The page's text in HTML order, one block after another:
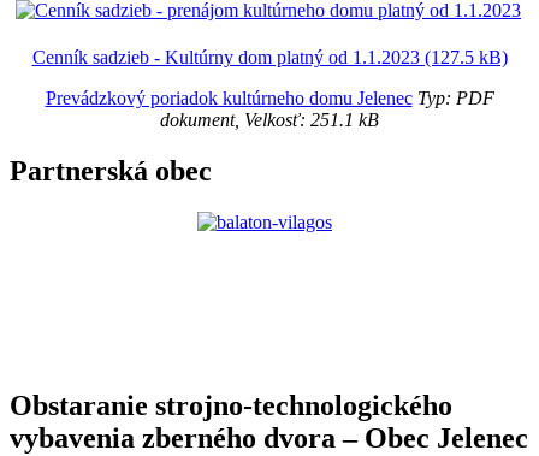
Cenník sadzieb - Kultúrny dom platný od 1.1.2023 (127.5 kB)
Prevádzkový poriadok kultúrneho domu JelenecTyp: PDF
dokument, Velkosť: 251.1 kB
Partnerská obec
Obstaranie strojno-technologického
vybavenia zberného dvora – Obec Jelenec